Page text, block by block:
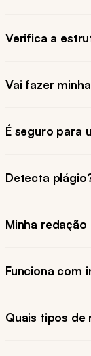
Verifica a
Vai fazer
É seguro para
Detecta
Minha
Funciona com
Quais tipos de